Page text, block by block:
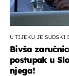
U TIJEKU JE SUDSKI
Bivša
postupak u
njega!